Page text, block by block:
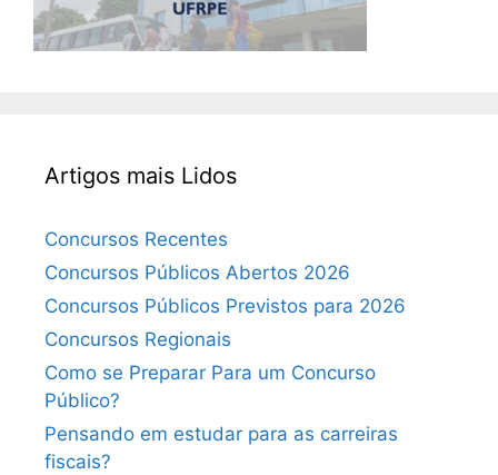
Artigos mais Lidos
Concursos Recentes
Concursos Públicos Abertos 2026
Concursos Públicos Previstos para 2026
Concursos Regionais
Como se Preparar Para um Concurso
Público?
Pensando em estudar para as carreiras
fiscais?